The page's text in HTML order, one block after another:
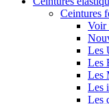
Ceintures
Voir
Les
Les
Les
Les
Les